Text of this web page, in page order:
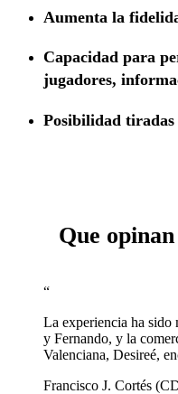
Aumenta la
Capacidad para
jugadores,
Posibilidad tiradas
Que
“
La experiencia ha sido
y Fernando, y la
Valenciana, Desireé,
Francisco J. Cortés